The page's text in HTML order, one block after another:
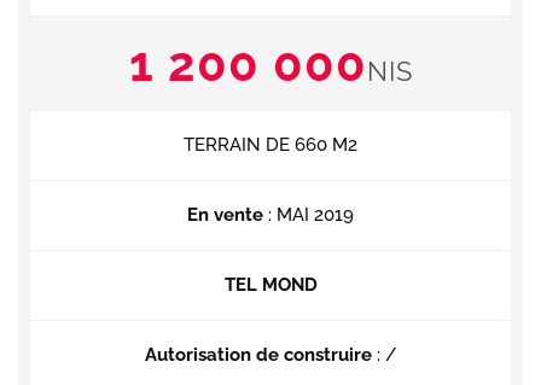
1 200 000NIS
TERRAIN DE 660 M2
En vente : MAI 2019
TEL MOND
Autorisation de construire: /